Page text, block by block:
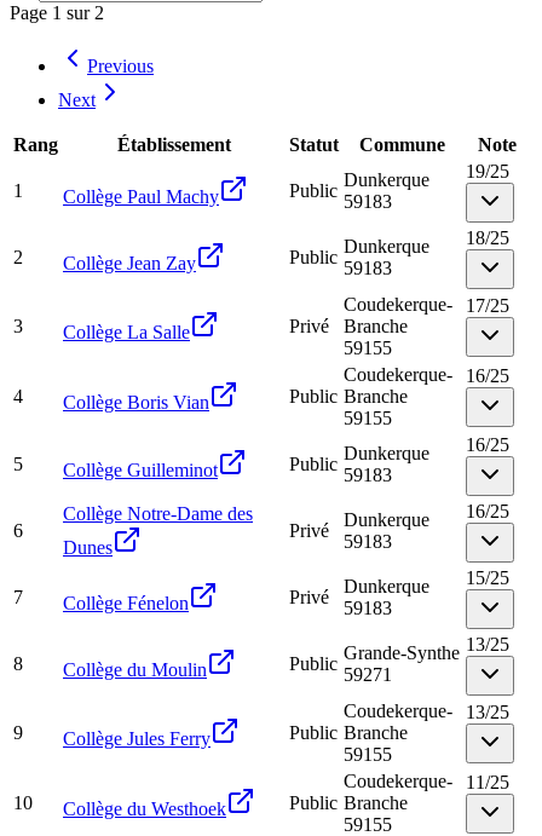
Page 1 sur 2
Previous
Next
Rang Établissement Statut Commune Note
1 Collège Paul Machy Public
Dunkerque
59183
19/25
2 Collège Jean Zay Public
Dunkerque
59183
18/25
3 Collège La Salle Privé
Coudekerque-
Branche
59155
17/25
4 Collège Boris Vian Public
Coudekerque-
Branche
59155
16/25
5 Collège Guilleminot Public
Dunkerque
59183
16/25
6
Collège Notre-Dame des
Dunes
Privé
Dunkerque
59183
16/25
7 Collège Fénelon Privé
Dunkerque
59183
15/25
8 Collège du Moulin Public
Grande-Synthe
59271
13/25
9 Collège Jules Ferry Public
Coudekerque-
Branche
59155
13/25
10 Collège du Westhoek Public
Coudekerque-
Branche
59155
11/25